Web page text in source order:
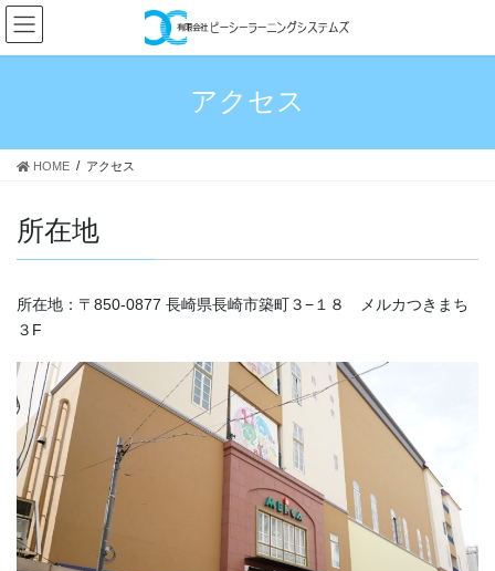
コ
ン
テ
ス
ナ
ビ
ゲ
ン
アクセス
HOME アクセス
所在地
所在地：〒850-0877 長崎県長崎市築町３−１８ メルカつきまち
３F